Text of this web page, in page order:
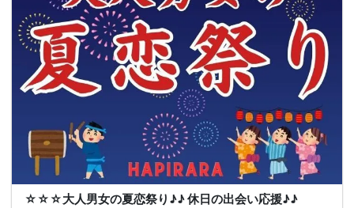
☆☆☆大人男女の夏恋祭り♪♪ 休日の出会い応援♪♪